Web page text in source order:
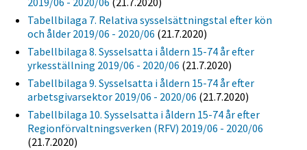
Tabellbilaga 7. Relativa sysselsättningstal efter kön
och ålder 2019/06 - 2020/06 (21.7.2020)
Tabellbilaga 8. Sysselsatta i åldern 15-74 år efter
yrkesställning 2019/06 - 2020/06 (21.7.2020)
Tabellbilaga 9. Sysselsatta i åldern 15-74 år efter
arbetsgivarsektor 2019/06 - 2020/06 (21.7.2020)
Tabellbilaga 10. Sysselsatta i åldern 15-74 år efter
Regionförvaltningsverken (RFV) 2019/06 - 2020/06
(21.7.2020)